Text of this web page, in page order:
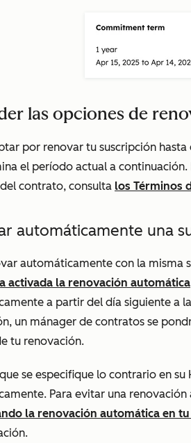
las opciones de
por renovar tu suscripción
el período actual a
contrato, consulta los Términos
automáticamente una
automáticamente con la misma
activada la renovación automática
a partir del día siguiente a
un mánager de contratos se
tu renovación.
se especifique lo contrario en
Para evitar una
la renovación automática en